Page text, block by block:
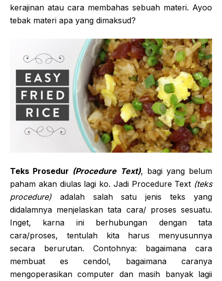
kerajinan atau cara membahas sebuah materi. Ayoo
tebak materi apa yang dimaksud?
Teks Prosedur (Procedure Text), bagi yang belum
paham akan diulas lagi ko. Jadi Procedure Text (teks
procedure) adalah salah satu jenis teks yang
didalamnya menjelaskan tata cara/ proses sesuatu.
Inget, karna ini berhubungan dengan tata
cara/proses, tentulah kita harus menyusunnya
secara berurutan. Contohnya: bagaimana cara
membuat es cendol, bagaimana caranya
mengoperasikan computer dan masih banyak lagii